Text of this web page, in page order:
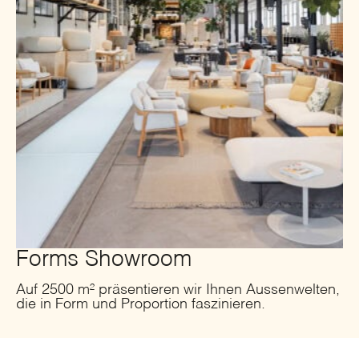
Forms Showroom
Auf 2500 m² präsentieren wir Ihnen Aussenwelten,
die in Form und Proportion faszinieren.